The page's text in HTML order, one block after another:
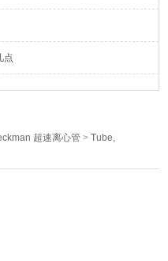
点
超速离心管 >Tube,